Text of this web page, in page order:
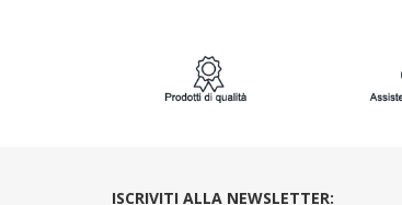
ISCRIVITI ALLA NEWSLETTER: